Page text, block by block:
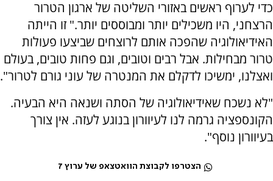
כדי לערוף ראשים באזורי השליטה של ארגון הטרור
הרצחני, היו משכילים יותר ומבוססים יותר." זו הייתה
האידיאולוגיה שהפכה אותם לרוצחים שביצעו פעולות
טרור מבחילות. אבל רבים וטובים, וגם פחות טובים, בעולם
ואצלנו, ימשיכו לדקלם את המנטרה של עוני גורם לטרור".
"לא נשכח שאידיאולוגיה של הסתה ושנאה היא הבעיה.
הקונספציה גרמה לנו לעיוורון בנוגע לעזה. אין צורך
בעיוורון נוסף".
הצטרפו לקבוצת הוואטצאפ של ערוץ 7